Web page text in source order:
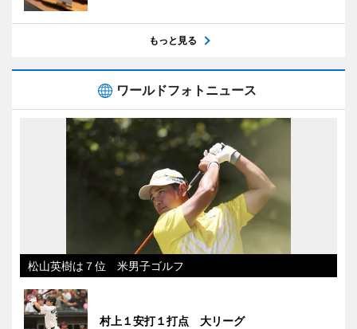
もっと見る
ワールドフォトニュース
松山英樹は７位 米男子ゴルフ
村上１安打１打点 大リーグ